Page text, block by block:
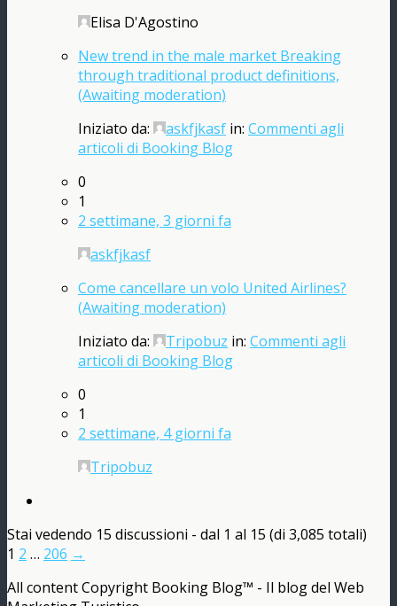
Elisa D'Agostino
New trend in the male market Breaking
through traditional product definitions,
(Awaiting moderation)
Iniziato da:
askfjkasf in: Commenti agli
articoli di Booking Blog
0
1
2 settimane, 3 giorni fa
askfjkasf
Come cancellare un volo United Airlines?
(Awaiting moderation)
Iniziato da:
Tripobuz in: Commenti agli
articoli di Booking Blog
0
1
2 settimane, 4 giorni fa
Tripobuz
Stai vedendo 15 discussioni - dal 1 al 15 (di 3,085 totali)
1 2 … 206 →
All content Copyright Booking Blog™ - Il blog del Web